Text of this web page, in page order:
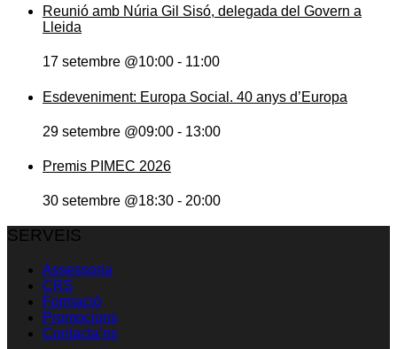
Reunió amb Núria Gil Sisó, delegada del Govern a
Lleida
17 setembre @10:00 - 11:00
Esdeveniment: Europa Social. 40 anys d’Europa
29 setembre @09:00 - 13:00
Premis PIMEC 2026
30 setembre @18:30 - 20:00
SERVEIS
Assessoria
CRS
Formació
Promocions
Contacta’ns